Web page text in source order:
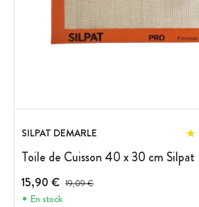
SILPAT DEMARLE
Toile de Cuisson 40 x 30 cm
15,90 € Prix avant réduction :
19,09 €
En stock